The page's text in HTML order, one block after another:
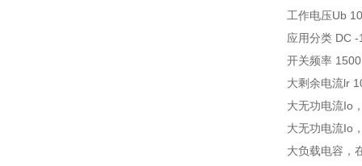
工作电压Ub
应用分类 DC -
开关频率
大剩余电流lr
大无功电流Io
大无功电流Io
大负载电容，